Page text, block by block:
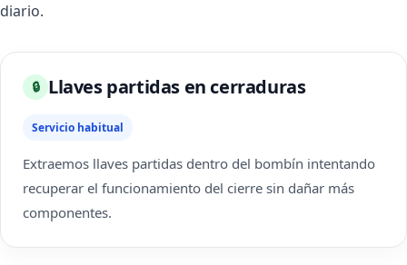
diario.
🔒 Llaves partidas en cerraduras
Servicio habitual
Extraemos llaves partidas dentro del bombín intentando
recuperar el funcionamiento del cierre sin dañar más
componentes.